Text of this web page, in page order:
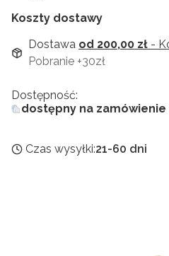
Koszty dostawy
Dostawa od 200,00 zł -
Pobranie +30zł
Dostępność:
dostępny na zamówienie
Czas wysyłki:21-60 dni